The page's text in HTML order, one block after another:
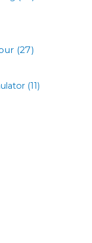
(27)
(11)